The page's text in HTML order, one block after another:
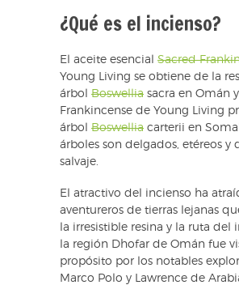
¿Qué es el incienso?
El aceite esencial Sacred
Young Living se obtiene de la
árbol Boswellia sacra en Omán
Frankincense de Young Living
árbol Boswellia carterii en
árboles son delgados, etéreos y
salvaje.
El atractivo del incienso ha
aventureros de tierras lejanas
la irresistible resina y la ruta del
la región Dhofar de Omán fue
propósito por los notables
Marco Polo y Lawrence de